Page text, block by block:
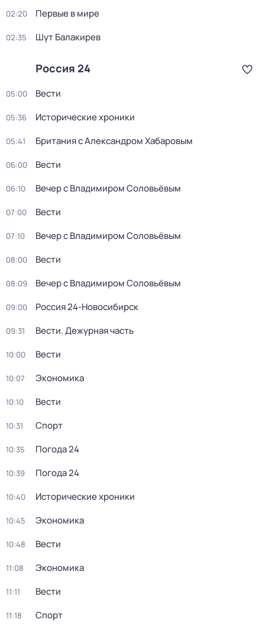
02:20 Первые в мире
02:35 Шут Балакирев
Россия 24
05:00 Вести
05:36 Исторические хроники
05:41 Британия с Александром Хабаровым
06:00 Вести
06:10 Вечер с Владимиром Соловьёвым
07:00 Вести
07:10 Вечер с Владимиром Соловьёвым
08:00 Вести
08:09 Вечер с Владимиром Соловьёвым
09:00 Россия 24-Новосибирск
09:31 Вести. Дежурная часть
10:00 Вести
10:07 Экономика
10:10 Вести
10:31 Спорт
10:35 Погода 24
10:39 Погода 24
10:40 Исторические хроники
10:45 Экономика
10:48 Вести
11:08 Экономика
11:11 Вести
11:18 Спорт